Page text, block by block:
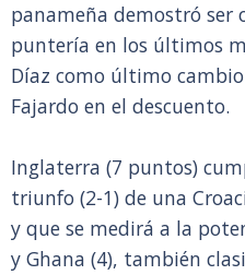
panameña demostró ser
puntería en los últimos
Díaz como último
Fajardo en el descuento.
Inglaterra (7 puntos)
triunfo (2-1) de una
y que se medirá a la
y Ghana (4), también